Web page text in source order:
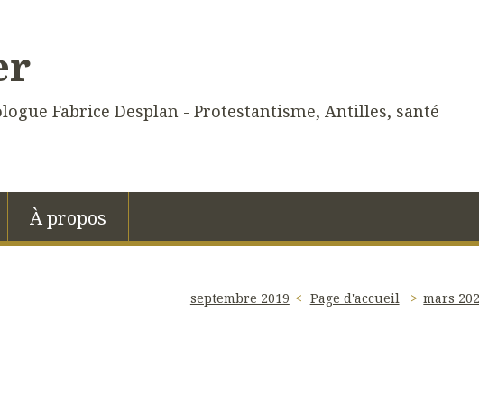
Fabrice Desplan - Protestantisme, Antilles, santé
À propos
septembre 2019 Page d'accueil mars